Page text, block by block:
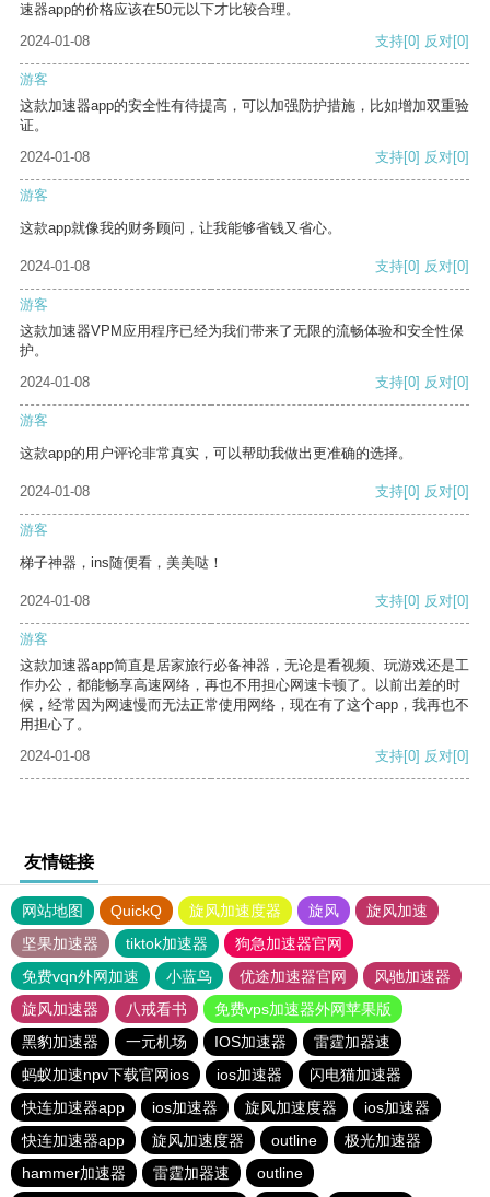
速器app的价格应该在50元以下才比较合理。
2024-01-08
支持[0] 反对[0]
游客
这款加速器app的安全性有待提高，可以加强防护措施，比如增加双重验
证。
2024-01-08
支持[0] 反对[0]
游客
这款app就像我的财务顾问，让我能够省钱又省心。
2024-01-08 支持[0] 反对[0]
游客
这款加速器VPM应用程序已经为我们带来了无限的流畅体验和安全性保
护。
2024-01-08
支持[0] 反对[0]
游客
这款app的用户评论非常真实，可以帮助我做出更准确的选择。
2024-01-08 支持[0] 反对[0]
游客
梯子神器，ins随便看，美美哒！
2024-01-08 支持[0] 反对[0]
游客
这款加速器app简直是居家旅行必备神器，无论是看视频、玩游戏还是工
作办公，都能畅享高速网络，再也不用担心网速卡顿了。以前出差的时
候，经常因为网速慢而无法正常使用网络，现在有了这个app，我再也不
用担心了。
2024-01-08
支持[0] 反对[0]
友情链接
网站地图 QuickQ 旋风加速度器 旋风
旋风加速
坚果加速器
tiktok加速器
狗急加速器官网
免费vqn外网加速
小蓝鸟 优途加速器官网
风驰加速器
旋风加速器
八戒看书
免费vps加速器外网苹果版
黑豹加速器
一元机场 IOS加速器
雷霆加器速
蚂蚁加速npv下载官网ios
ios加速器
闪电猫加速器
快连加速器app
ios加速器 旋风加速度器
ios加速器
快连加速器app
旋风加速度器 outline
极光加速器
hammer加速器
雷霆加器速 outline